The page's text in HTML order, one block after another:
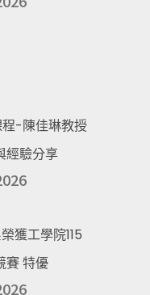
程-陳佳琳教授
經驗分享
獲工學院115
賽 特優